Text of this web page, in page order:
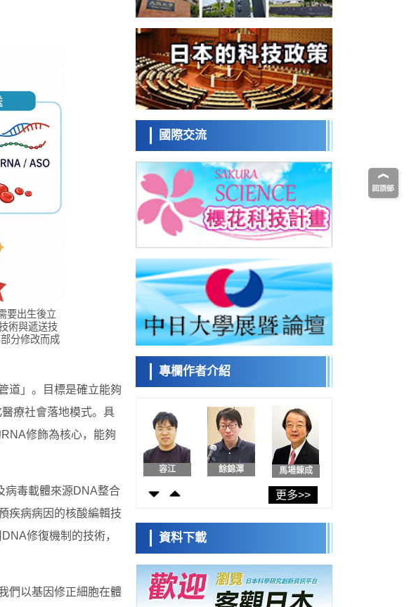
要出生後立
術與遞送技
分修改而成
道」。目標是確立能夠
療社會落地模式。具
修飾為核心，能夠
病毒載體來源DNA整合
疾病病因的核酸編輯技
修復機制的技術，
們以基因修正細胞在體
東京都產技研採用新手法開發出可穩定工作
至300℃的介電材料，已驗證電容器可在汽車
發動機等高溫環境下工作
經濟・社會
日本生成式AI使用者佔比一年內翻倍，但與
中美德仍有較大差距
政策
日本修訂首都直下型地震緊急對策：目標為
死亡人數至少減半，重點強化火災防控
科學研究
福井大學發現細胞記憶過往並抑制反應的機
制，闡明即便DNA相同反應迥異之謎
科學研究
安全性，在轉移性尿路上皮癌患者中開展臨
床試驗
政策
日本發布《令和8年版科學技術與創新白皮
書》，解讀第七期基本計畫首年度政策方向
科學研究
東京大學發現可誘導細胞死亡的新型信使物
質
科學研究
東京都健康長壽醫療中心跨器官揭示衰老過
程中的糖鏈變化
科學研究
產總研無需石油利用松脂製備石墨前驅體，
可作為電池電極材料
科學研究
東京大學和海上保安廳等發現南海海槽沿線
政策
日本第2次醫療研究開發調整費，根據一線實
科學研究
千葉大學鑑定出導致難治性疾病「肺高血壓
症」惡化的蛋白質「MYL9/12」，會引發血
管結構惡化
科學研究
京都大學高效生成光的構成單元「光子」，
可應用於量子電腦
開發出300億年僅誤差1秒的光晶格鐘，構建
經濟・社會
日本成立「以人為本AI聯盟」——力爭藉助
AI拓展社會公眾創造力，依託產學合作推進
研發
大阪大學開發出膜脂質視覺化工具，使脂質
探針的高效開發成為可能
科學研究
國際交流
專欄作者介紹
日本科學未
來館 科學交
流員
小岩井忠道 瀧川 進
容江 餘錦澤 馬場錬成
日本科學未
流員
更多>>
資料下載